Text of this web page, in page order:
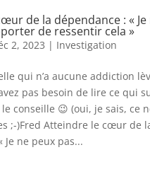
de la dépendance : « Je
de ressentir cela »
2, 2023 | Investigation
qui n’a aucune addiction
pas besoin de lire ce qui
conseille 😉 (oui, je sais, ce
;-)Fred Atteindre le cœur de
Je ne peux pas...